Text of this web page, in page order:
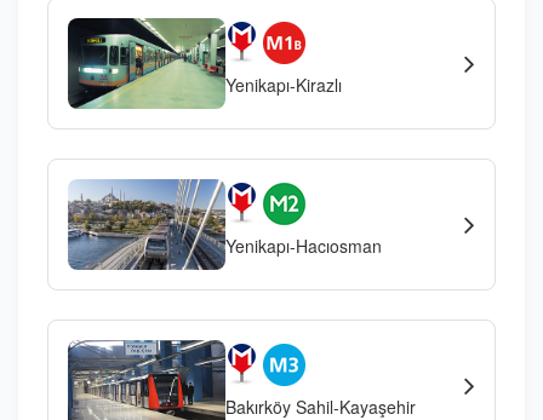
Yenikapı-Kirazlı
Yenikapı-Hacıosman
Bakırköy Sahil-Kayaşehir